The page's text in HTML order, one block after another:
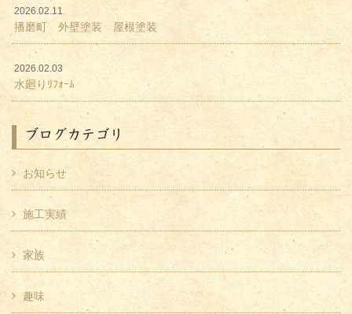
2026.02.11
播磨町 外壁塗装 屋根塗装
2026.02.03
水廻りﾘﾌｫｰﾑ
ブログカテゴリ
お知らせ
施工実績
家族
趣味